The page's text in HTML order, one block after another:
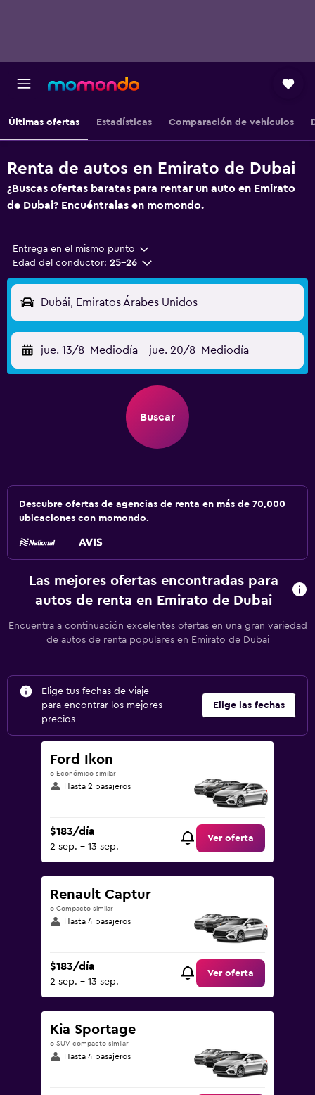
Últimas ofertas Estadísticas Comparación de vehículos
Renta de autos en Emirato de Dubai
¿Buscas ofertas baratas para rentar un auto en Emirato
de Dubai? Encuéntralas en momondo.
Entrega en el mismo punto
Edad del conductor: 25-26
Dubái, Emiratos Árabes Unidos
jue. 13/8 Mediodía - jue. 20/8 Mediodía
Buscar
Descubre ofertas de agencias de renta en más de 70,000
ubicaciones con momondo.
Las mejores ofertas encontradas para
autos de renta en Emirato de Dubai
Encuentra a continuación excelentes ofertas en una gran variedad
de autos de renta populares en Emirato de Dubai
Elige tus fechas de viaje
para encontrar los mejores
precios
Elige las fechas
Ford Ikon
o Económico similar
Hasta 2 pasajeros
$183/día
2 sep. - 13 sep.
Ver oferta
Renault Captur
o Compacto similar
Hasta 4 pasajeros
$183/día
2 sep. - 13 sep.
Ver oferta
Kia Sportage
o SUV compacto similar
Hasta 4 pasajeros